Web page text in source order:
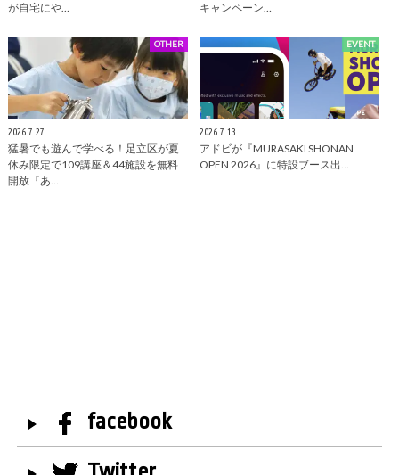
が自宅にや…
キャンペーン…
OTHER
2026.7.27
猛暑でも遊んで学べる！足立区が夏
休み限定で109講座＆44施設を無料
開放『あ…
EVENT
2026.7.13
アドビが『MURASAKI SHONAN
OPEN 2026』に特設ブース出…
facebook